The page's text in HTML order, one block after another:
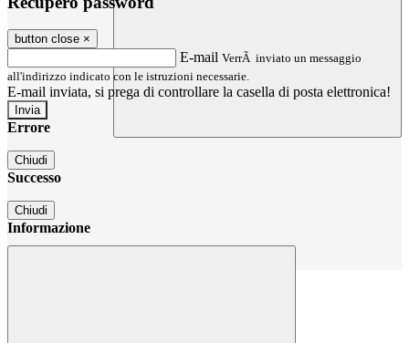
button close ×
E-mail VerrÃ inviato un messaggio
all'indirizzo indicato con le istruzioni necessarie.
E-mail inviata, si prega di controllare la casella di posta elettronica!
Errore
Chiudi
Successo
Chiudi
Informazione